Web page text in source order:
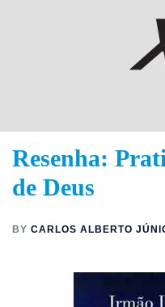
Resenha:
de Deus
BY CARLOS ALBERTO